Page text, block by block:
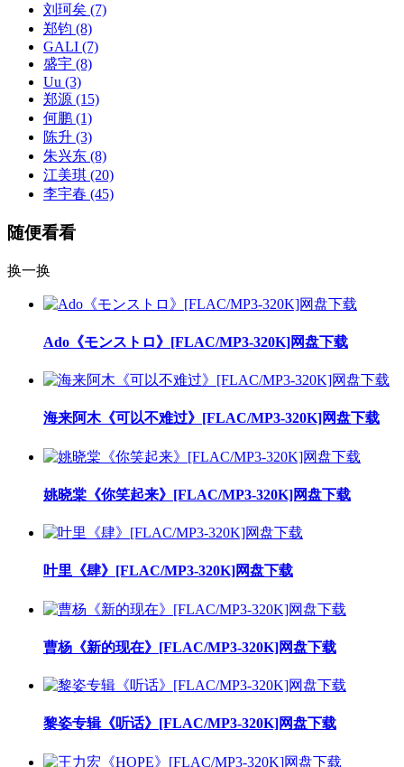
刘珂矣 (7)
郑钧 (8)
GALI (7)
盛宇 (8)
Uu (3)
郑源 (15)
何鹏 (1)
陈升 (3)
朱兴东 (8)
江美琪 (20)
李宇春 (45)
随便看看
换一换
Ado《モンストロ》[FLAC/MP3-320K]网盘下载
海来阿木《可以不难过》[FLAC/MP3-320K]网盘下载
姚晓棠《你笑起来》[FLAC/MP3-320K]网盘下载
叶里《肆》[FLAC/MP3-320K]网盘下载
曹杨《新的现在》[FLAC/MP3-320K]网盘下载
黎姿专辑《听话》[FLAC/MP3-320K]网盘下载